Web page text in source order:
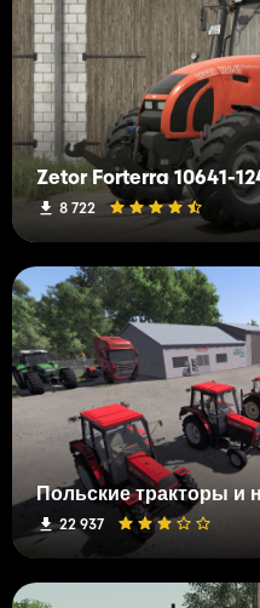
Zetor Forterra 10641-
8 722
22 937